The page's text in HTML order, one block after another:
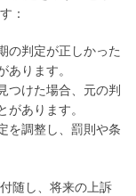
：
の判定が正しかった
ります。
つけた場合、元の判
あります。
を調整し、罰則や条
随し、将来の上訴